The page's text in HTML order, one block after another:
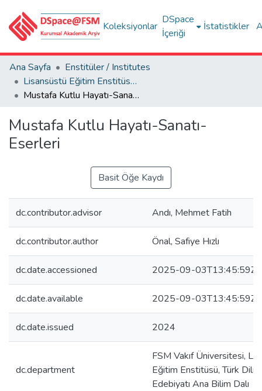
Koleksiyonlar
DSpace
İçeriği
İstatistikler
Ana Sayfa
Enstitüler / Institutes
Lisansüstü Eğitim Enstitüsü Tez Koleksiyonu
Mustafa Kutlu Hayatı-Sanatı-Eserleri
Mustafa Kutlu Hayatı-Sanatı-
Eserleri
Basit Öğe Kaydı
dc.contributor.advisor Andı, Mehmet Fatih
dc.contributor.author Önal, Safiye Hızlı
dc.date.accessioned 2025-09-03T13:45:59Z
dc.date.available 2025-09-03T13:45:59Z
dc.date.issued 2024
dc.department
FSM Vakıf Üniversitesi,
Eğitim Enstitüsü, Türk Dili
Edebiyatı Ana Bilim Dalı